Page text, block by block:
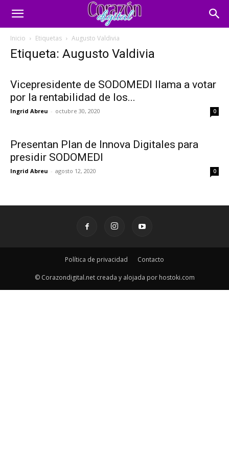
Inicio Etiquetas Augusto Valdivia
Etiqueta: Augusto Valdivia
Vicepresidente de SODOMEDI llama a votar
por la rentabilidad de los...
Ingrid Abreu - octubre 30, 2020 0
Presentan Plan de Innova Digitales para
presidir SODOMEDI
Ingrid Abreu - agosto 12, 2020 0
Política de privacidad Contacto
© Corazondigital.net creada y alojada por hostoki.com